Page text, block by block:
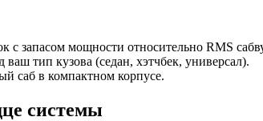
с запасом мощности относительно RMS
ваш тип кузова (седан, хэтчбек, универсал).
саб в компактном корпусе.
системы